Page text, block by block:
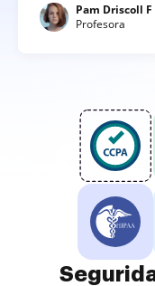
Pam Driscoll F
Profesora